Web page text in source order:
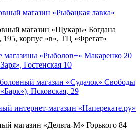
магазин «Рыбацкая лавка»
магазин «Щукарь» Богдана
195, корпус «в», ТЦ «Фрегат»
магазины «Рыболов+» Макаренко 20
Гостенская 10
магазин «Судачок» Свободы
Псковская, 29
интернет-магазин «Наперекате.ру»
магазин «Дельта-М» Горького 84